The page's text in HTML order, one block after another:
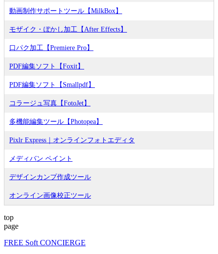
動画制作サポートツール【MilkBox】
モザイク・ぼかし加工【After Effects】
口パク加工【Premiere Pro】
PDF編集ソフト【Foxit】
PDF編集ソフト【Smallpdf】
コラージュ写真【FotoJet】
多機能編集ツール【Photopea】
Pixlr Express｜オンラインフォトエディタ
メディバン ペイント
デザインカンプ作成ツール
オンライン画像校正ツール
top
page
FREE Soft CONCIERGE